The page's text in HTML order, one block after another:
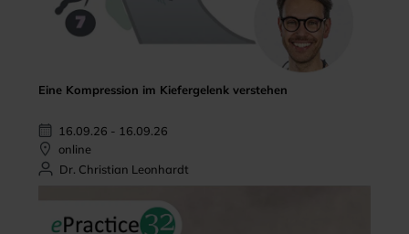
Eine Kompression im Kiefergelenk verstehen
16.09.26 - 16.09.26
online
Dr. Christian Leonhardt